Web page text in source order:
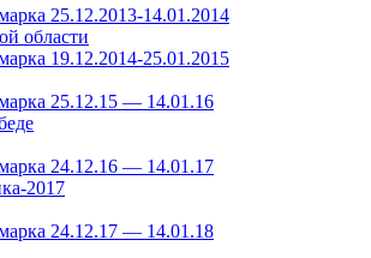
25.12.2013-14.01.2014
области
19.12.2014-25.01.2015
25.12.15 — 14.01.16
24.12.16 — 14.01.17
2017
24.12.17 — 14.01.18